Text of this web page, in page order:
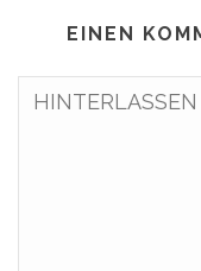
EINEN